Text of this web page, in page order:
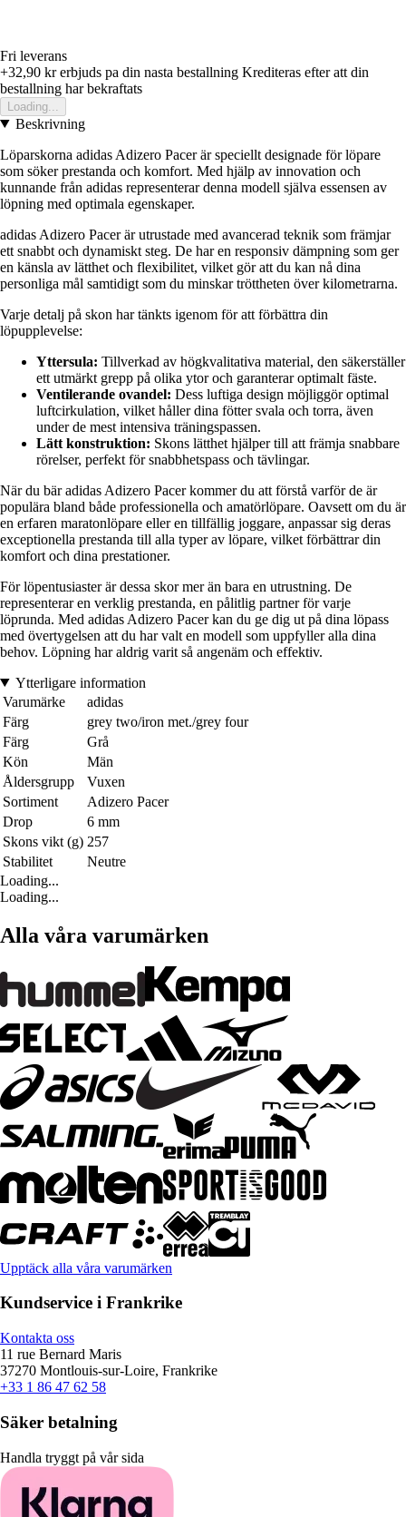
Fri leverans
+32,90 krerbjuds pa din nasta bestallning Krediteras efter att din
bestallning har bekraftats
Loading...
Beskrivning
Löparskorna adidas Adizero Pacer är speciellt designade för löpare
som söker prestanda och komfort. Med hjälp av innovation och
kunnande från adidas representerar denna modell själva essensen av
löpning med optimala egenskaper.
adidas Adizero Pacer är utrustade med avancerad teknik som främjar
ett snabbt och dynamiskt steg. De har en responsiv dämpning som ger
en känsla av lätthet och flexibilitet, vilket gör att du kan nå dina
personliga mål samtidigt som du minskar tröttheten över kilometrarna.
Varje detalj på skon har tänkts igenom för att förbättra din
löpupplevelse:
Yttersula: Tillverkad av högkvalitativa material, den säkerställer
ett utmärkt grepp på olika ytor och garanterar optimalt fäste.
Ventilerande ovandel: Dess luftiga design möjliggör optimal
luftcirkulation, vilket håller dina fötter svala och torra, även
under de mest intensiva träningspassen.
Lätt konstruktion: Skons lätthet hjälper till att främja snabbare
rörelser, perfekt för snabbhetspass och tävlingar.
När du bär adidas Adizero Pacer kommer du att förstå varför de är
populära bland både professionella och amatörlöpare. Oavsett om du är
en erfaren maratonlöpare eller en tillfällig joggare, anpassar sig deras
exceptionella prestanda till alla typer av löpare, vilket förbättrar din
komfort och dina prestationer.
För löpentusiaster är dessa skor mer än bara en utrustning. De
representerar en verklig prestanda, en pålitlig partner för varje
löprunda. Med adidas Adizero Pacer kan du ge dig ut på dina löpass
med övertygelsen att du har valt en modell som uppfyller alla dina
behov. Löpning har aldrig varit så angenäm och effektiv.
Ytterligare information
Varumärke
adidas
Färg
grey two/iron met./grey four
Färg
Grå
Kön
Män
Åldersgrupp
Vuxen
Sortiment
Adizero Pacer
Drop
6 mm
Skons vikt (g) 257
Stabilitet
Neutre
Loading...
Loading...
Alla våra varumärken
Upptäck alla våra varumärken
Kundservice i Frankrike
Kontakta oss
11 rue Bernard Maris
37270 Montlouis-sur-Loire, Frankrike
+33 1 86 47 62 58
Säker betalning
Handla tryggt på vår sida